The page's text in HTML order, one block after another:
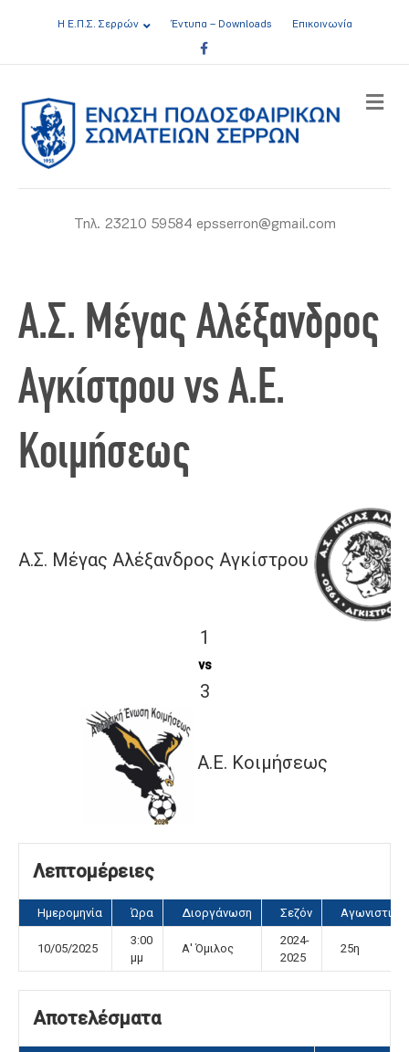
Η Ε.Π.Σ. Σερρών Έντυπα – Downloads
Επικοινωνία
Facebook
Τηλ. 23210 59584 epsserron@gmail.com
Α.Σ. Μέγας Αλέξανδρος
Αγκίστρου vs Α.Ε.
Κοιμήσεως
Α.Σ. Μέγας Αλέξανδρος Αγκίστρου
1
vs
3
Α.Ε. Κοιμήσεως
Λεπτομέρειες
Ημερομηνία Ώρα Διοργάνωση Σεζόν Αγωνιστική
10/05/2025
3:00
μμ
Α' Όμιλος
2024-
2025
25η
Αποτελέσματα